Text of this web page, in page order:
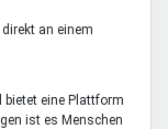
an einem
bietet eine Plattform
ist es Menschen